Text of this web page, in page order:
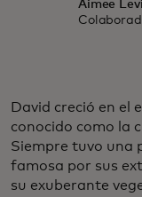
Aimee
David creció en el
conocido como la
Siempre tuvo una
famosa por sus
su exuberante